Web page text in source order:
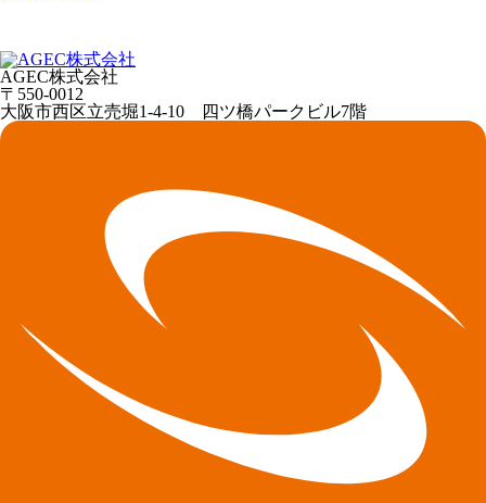
AGEC株式会社
〒550-0012
大阪市西区立売堀1-4-10 四ツ橋パークビル7階